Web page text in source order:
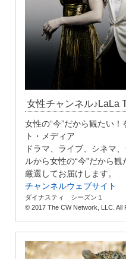
女性チャンネル♪LaLa
女性の“今”だから観たい
ト・メディア
ドラマ、ライブ、シネマ
ルから女性の“今”だから
厳選してお届けします。
チャンネルウェブサイト
ダイナスティ シーズン１
© 2017 The CW Network, LLC. All